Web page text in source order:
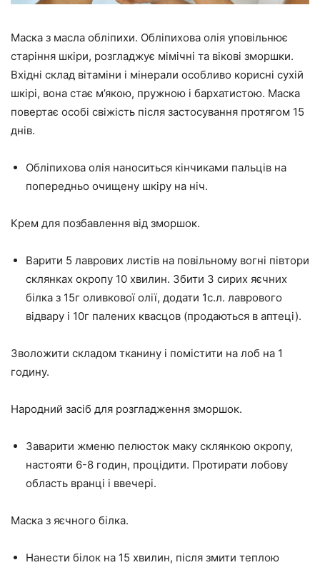
Маска з масла обліпихи. Обліпихова олія уповільнює
старіння шкіри, розгладжує мімічні та вікові зморшки.
Вхідні склад вітаміни і мінерали особливо корисні сухій
шкірі, вона стає м’якою, пружною і бархатистою. Маска
повертає особі свіжість після застосування протягом 15
днів.
Обліпихова олія наноситься кінчиками пальців на
попередньо очищену шкіру на ніч.
Крем для позбавлення від зморшок.
Варити 5 лаврових листів на повільному вогні півтори
склянках окропу 10 хвилин. Збити 3 сирих яєчних
білка з 15г оливкової олії, додати 1с.л. лаврового
відвару і 10г палених квасцов (продаються в аптеці).
Зволожити складом тканину і помістити на лоб на 1
годину.
Народний засіб для розгладження зморшок.
Заварити жменю пелюсток маку склянкою окропу,
настояти 6-8 годин, процідити. Протирати лобову
область вранці і ввечері.
Маска з яєчного білка.
Нанести білок на 15 хвилин, після змити теплою